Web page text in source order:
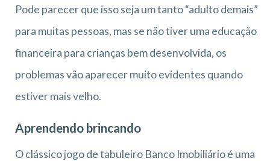
Pode parecer que isso seja um tanto “adulto demais”
para muitas pessoas, mas se não tiver uma educação
financeira para crianças bem desenvolvida, os
problemas vão aparecer muito evidentes quando
estiver mais velho.
Aprendendo brincando
O clássico jogo de tabuleiro Banco Imobiliário é uma